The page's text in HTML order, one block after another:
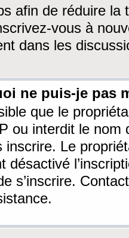
afin de réduire la
vous à
dans les
ne puis-je pas
que le
ou interdit le nom
inscrire. Le
désactivé
s’inscrire.